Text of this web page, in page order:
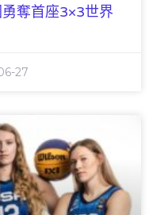
勇奪首座3×3世界
27